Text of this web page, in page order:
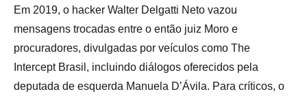
Em 2019, o hacker Walter Delgatti Neto vazou
mensagens trocadas entre o então juiz Moro e
procuradores, divulgadas por veículos como The
Intercept Brasil, incluindo diálogos oferecidos pela
deputada de esquerda Manuela D’Ávila. Para críticos, o